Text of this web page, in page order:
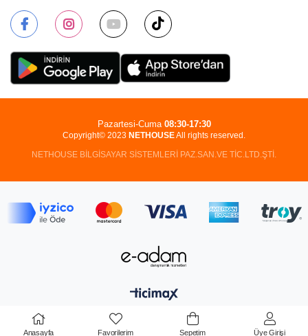
Copyright© 2023 NETHOUSEAll rights reserved.
NETHOUSE BİLGİSAYAR SİSTEMLERİ PAZ.SAN.VE TİC.LTD.ŞTİ.
Pazartesi-Cuma 08:30-17:30
Anasayfa Favorilerim Sepetim Üye Girişi